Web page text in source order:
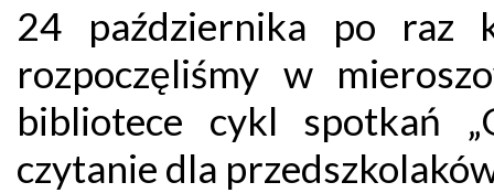
24 października po raz
rozpoczęliśmy w
bibliotece cykl spotkań
czytanie dla